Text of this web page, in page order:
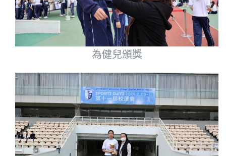
為健兒頒獎